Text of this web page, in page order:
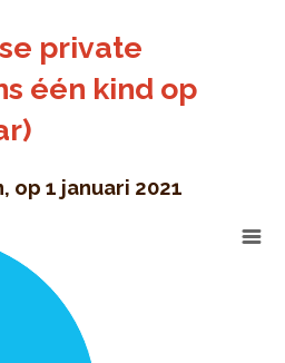
private
één kind op
1 januari 2021